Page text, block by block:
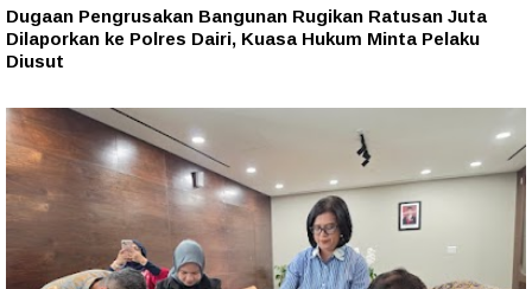
Dugaan Pengrusakan Bangunan Rugikan Ratusan Juta
Dilaporkan ke Polres Dairi, Kuasa Hukum Minta Pelaku
Diusut